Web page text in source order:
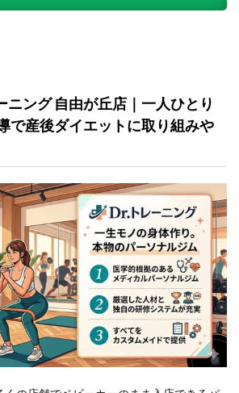
ニング 自由が丘店｜一人ひとり
で産後ダイエットに取り組みや